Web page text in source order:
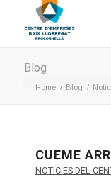
Blog
Home / Blog /
CUEME
NOTICIES DEL